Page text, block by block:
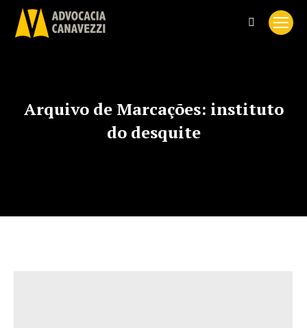
Search:
Arquivo de Marcações: instituto
do desquite